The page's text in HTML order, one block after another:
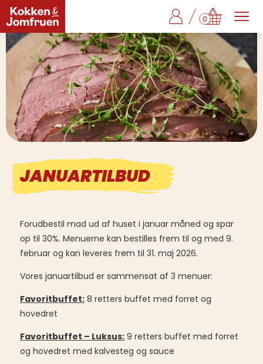
0
JANUARTILBUD
Forudbestil mad ud af huset i januar måned og spar
op til 30%. Menuerne kan bestilles frem til og med 9.
februar og kan leveres frem til 31. maj 2026.
Vores januartilbud er sammensat af 3 menuer:
Favoritbuffet: 8 retters buffet med forret og
hovedret
Favoritbuffet – Luksus: 9 retters buffet med forret
og hovedret med kalvesteg og sauce